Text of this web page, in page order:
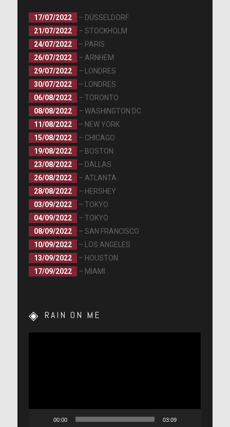
17/07/2022
– DÜSSELDORF
21/07/2022
– STOCKHOLM
24/07/2022
– PARIS
26/07/2022
– ARNHEM
29/07/2022
– LONDRES
30/07/2022
– LONDRES
06/08/2022
– TORONTO
08/08/2022
– WASHINGTON DC
11/08/2022
– NEW YORK
15/08/2022
– CHICAGO
19/08/2022
– BOSTON
23/08/2022
– DALLAS
26/08/2022
– ATLANTA
28/08/2022
– HERSHEY
03/09/2022
– TOKYO
04/09/2022
– TOKYO
08/09/2022
– SAN FRANCISCO
10/09/2022
– LOS ANGELES
13/09/2022
– HOUSTON
17/09/2022
– MIAMI
RAIN ON ME
00:00 03:09